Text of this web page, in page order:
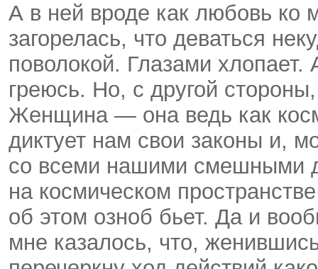
А в ней вроде как любовь ко
загорелась, что деваться
поволокой. Глазами
греюсь. Но, с другой
Женщина — она ведь как
диктует нам свои законы и,
со всеми нашими смешными
на космическом
об этом озноб бьет. Да и
мне казалось, что,